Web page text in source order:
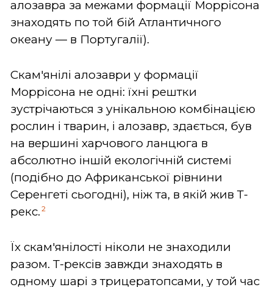
алозавра за межами формації Моррісона
знаходять по той бій Атлантичного
океану — в Португалії).
Скам'янілі алозаври у формації
Моррісона не одні: їхні рештки
зустрічаються з унікальною комбінацією
рослин і тварин, і алозавр, здається, був
на вершині харчового ланцюга в
абсолютно іншій екологічній системі
(подібно до Африканської рівнини
Серенгеті сьогодні), ніж та, в якій жив Т-
рекс. 2
Їх скам'янілості ніколи не знаходили
разом. Т-рексів завжди знаходять в
одному шарі з трицератопсами, у той час